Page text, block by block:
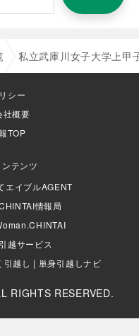
私立武庫川女子大学上甲
シー
社概要
TOP
テンツ
エイブルAGENT
情報局
越サービス
越し | 単身引越しナビ
RIGHTS RESERVED.